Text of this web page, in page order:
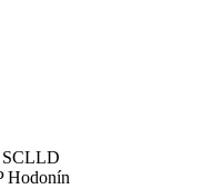
SCLLD
Hodonín